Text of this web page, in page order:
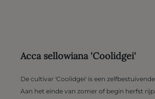
Acca sellowiana 'Coolidgei'
De cultivar 'Coolidgei' is een
Aan het einde van zomer of begin herfst